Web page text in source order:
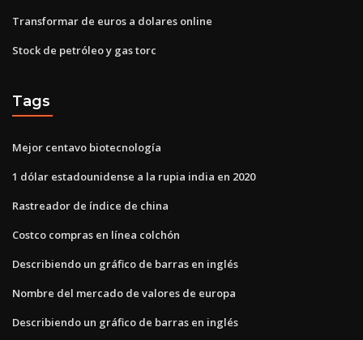
Transformar de euros a dolares online
Stock de petróleo y gas torc
Tags
Mejor centavo biotecnología
1 dólar estadounidense a la rupia india en 2020
Rastreador de índice de china
Costco compras en línea colchón
Describiendo un gráfico de barras en inglés
Nombre del mercado de valores de europa
Describiendo un gráfico de barras en inglés